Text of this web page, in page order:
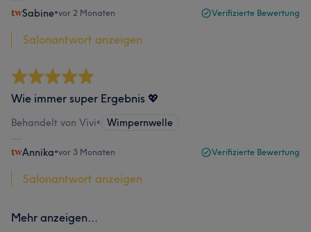
Sabine•vor 2 Monaten Verifizierte Bewertung
Salonantwort anzeigen
Wie immer super Ergebnis 💖
Behandelt von Vivi• Wimpernwelle
Annika•vor 3 Monaten Verifizierte Bewertung
Salonantwort anzeigen
Mehr anzeigen...